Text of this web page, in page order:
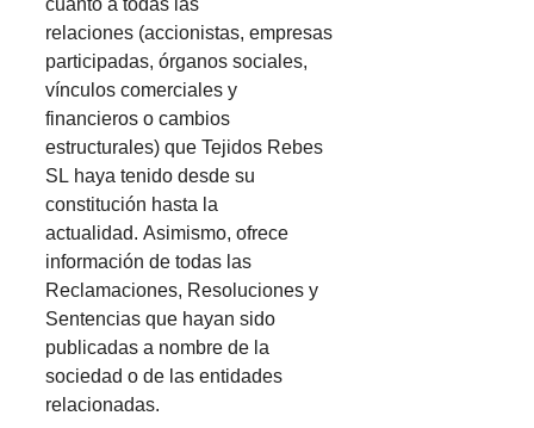
relaciones (accionistas, empresas
participadas, órganos sociales,
vínculos comerciales y
financieros o cambios
estructurales) que Tejidos Rebes
SL haya tenido desde su
constitución hasta la
actualidad. Asimismo, ofrece
información de todas las
Reclamaciones, Resoluciones y
Sentencias que hayan sido
publicadas a nombre de la
sociedad o de las entidades
relacionadas.